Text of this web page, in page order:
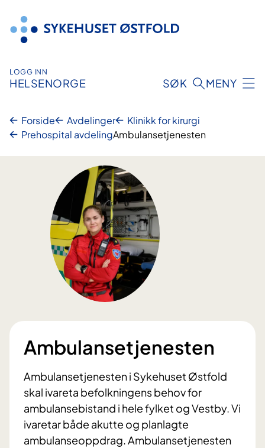
innhold
LOGG INN
HELSENORGE SØK MENY
Forside Avdelinger
Klinikk for kirurgi
Prehospital avdelingAmbulansetjenesten
Ambulansetjenesten
Ambulansetjenesten i Sykehuset Østfold
skal ivareta befolkningens behov for
ambulansebistand i hele fylket og Vestby. Vi
ivaretar både akutte og planlagte
ambulanseoppdrag. Ambulansetjenesten